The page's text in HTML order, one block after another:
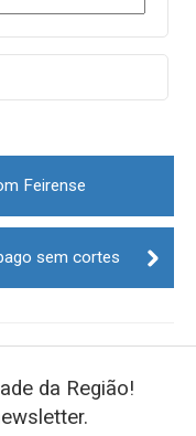
Feirense
sem cortes
da Região!